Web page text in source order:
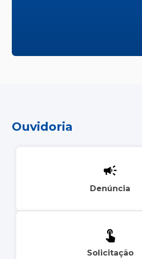
Ouvidoria
Denúncia
Solicitação